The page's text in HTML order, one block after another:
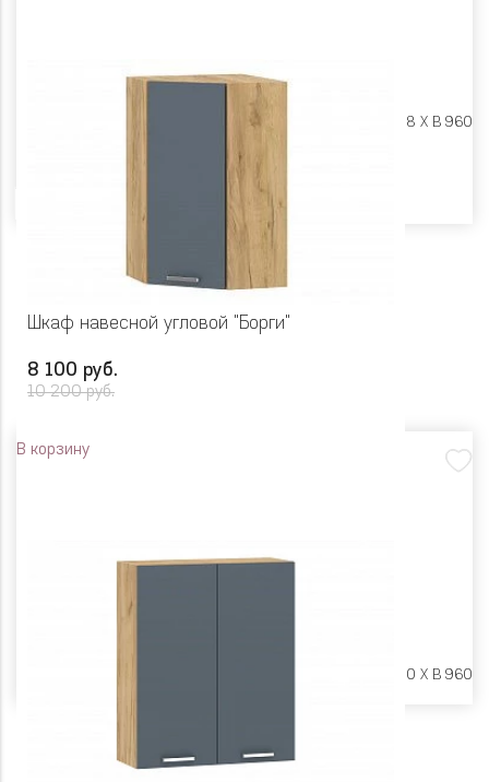
Ш 300 X Г 318 X В 960
Шкаф навесной угловой "Борги"
8 100 руб.
10 200 руб.
В корзину
Ш 600 X Г 600 X В 960